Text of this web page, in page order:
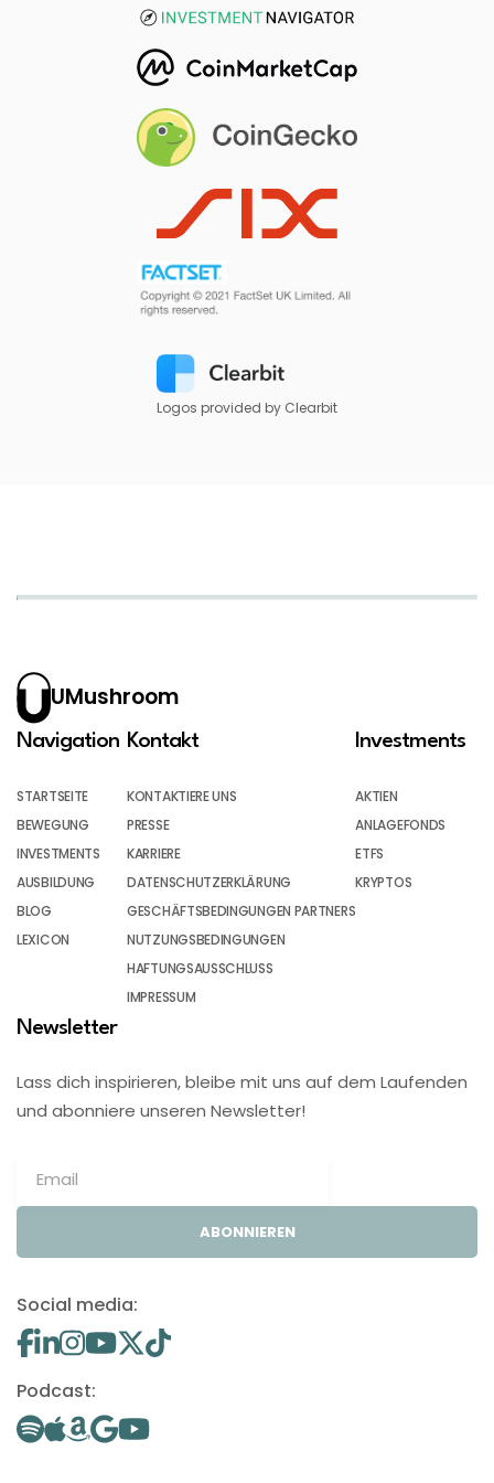
Logos provided by Clearbit
UMushroom
Navigation
STARTSEITE
BEWEGUNG
INVESTMENTS
AUSBILDUNG
BLOG
LEXICON
Kontakt
KONTAKTIERE UNS
PRESSE
KARRIERE
DATENSCHUTZERKLÄRUNG
GESCHÄFTSBEDINGUNGEN PARTNERS
NUTZUNGSBEDINGUNGEN
HAFTUNGSAUSSCHLUSS
IMPRESSUM
Investments
AKTIEN
ANLAGEFONDS
ETFS
KRYPTOS
Newsletter
Lass dich inspirieren, bleibe mit uns auf dem Laufenden
und abonniere unseren Newsletter!
ABONNIEREN
Social media:
Podcast: